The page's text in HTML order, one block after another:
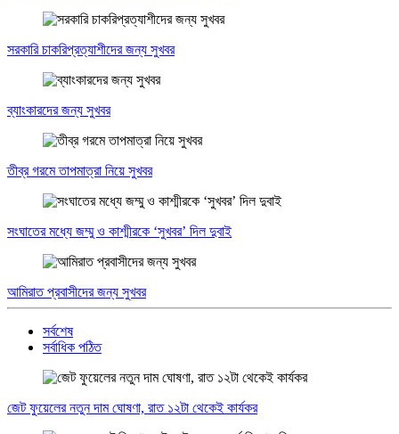
সরকারি চাকরিপ্রত্যাশীদের জন্য সুখবর
ব্যাংকারদের জন্য সুখবর
তীব্র গরমে তাপমাত্রা নিয়ে সুখবর
সংঘাতের মধ্যে জম্মু ও কাশ্মীরকে ‘সুখবর’ দিল দুবাই
আমিরাত প্রবাসীদের জন্য সুখবর
সর্বশেষ
সর্বাধিক পঠিত
জেট ফুয়েলের নতুন দাম ঘোষণা, রাত ১২টা থেকেই কার্যকর